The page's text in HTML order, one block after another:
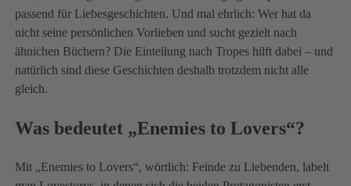
passend für Liebesgeschichten. Und mal ehrlich: Wer hat da
nicht seine persönlichen Vorlieben und sucht gezielt nach
ähnichen Büchern? Die Einteilung nach Tropes hilft dabei – und
natürlich sind diese Geschichten deshalb trotzdem nicht alle
gleich.
Was bedeutet „Enemies to Lovers“?
Mit „Enemies to Lovers“, wörtlich: Feinde zu Liebenden, labelt